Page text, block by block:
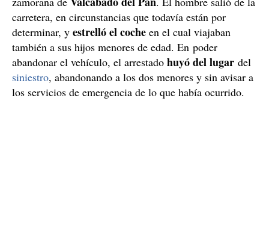
carretera, en circunstancias que todavía están por
determinar, y estrelló el coche en el cual viajaban
también a sus hijos menores de edad. En poder
abandonar el vehículo, el arrestado huyó del lugar del
siniestro, abandonando a los dos menores y sin avisar a
los servicios de emergencia de lo que había ocurrido.